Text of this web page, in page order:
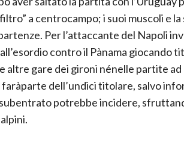
a centrocampo; i suoi muscoli e la
Per l’attaccante del Napoli
contro il Pànama giocando
altre gare dei gironi nénelle partite ad
dell’undici titolare, salvo
potrebbe incidere,